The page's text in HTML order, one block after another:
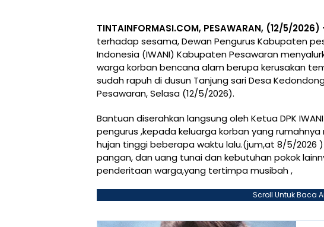
TINTAINFORMASI.COM, PESAWARAN, (12/5/2026)
terhadap sesama, Dewan Pengurus Kabupaten
Indonesia (IWANI) Kabupaten Pesawaran
warga korban bencana alam berupa kerusakan
sudah rapuh di dusun Tanjung sari Desa
Pesawaran, Selasa (12/5/2026).
Bantuan diserahkan langsung oleh Ketua DPK
pengurus ,kepada keluarga korban yang
hujan tinggi beberapa waktu lalu.(jum,at 8/5/2026
pangan, dan uang tunai dan kebutuhan pokok
penderitaan warga,yang tertimpa musibah ,
Scroll Untuk Baca